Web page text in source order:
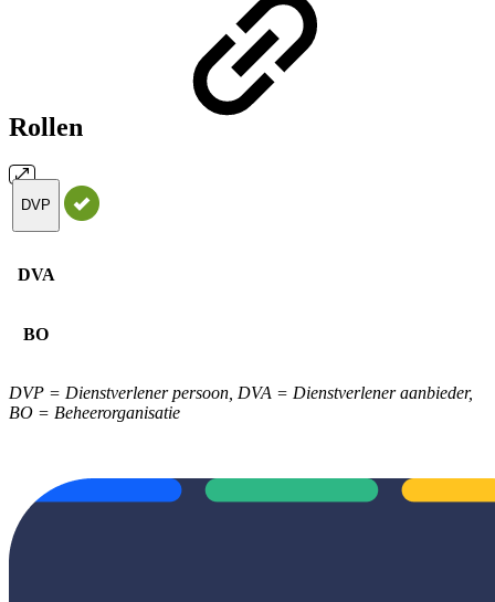
Rollen
DVP
DVA
BO
DVP = Dienstverlener persoon, DVA = Dienstverlener aanbieder,
BO = Beheerorganisatie